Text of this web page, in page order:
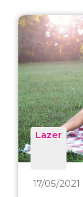
Lazer
17/05/2021